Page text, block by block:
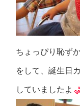
ちょっぴり恥ず
をして、誕生日
していましたよ